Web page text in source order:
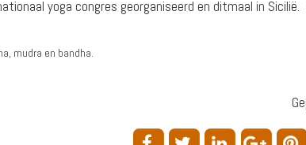
yoga congres georganiseerd en ditmaal in Sicilië.
mudra en bandha.